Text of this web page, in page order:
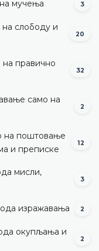
мучења 3
на слободу и
20
на правично
32
само на
2
на поштовање
и преписке
12
мисли,
3
изражавања 2
окупљања и
2